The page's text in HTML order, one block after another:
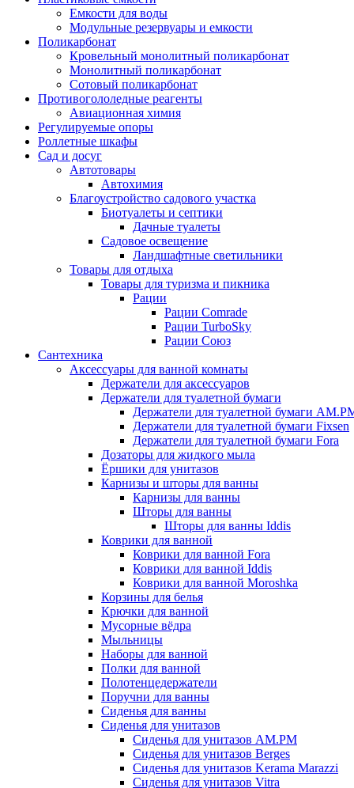
Емкости для воды
Модульные резервуары и емкости
Поликарбонат
Кровельный монолитный поликарбонат
Монолитный поликарбонат
Сотовый поликарбонат
Противогололедные реагенты
Авиационная химия
Регулируемые опоры
Роллетные шкафы
Сад и досуг
Автотовары
Автохимия
Благоустройство садового участка
Биотуалеты и септики
Дачные туалеты
Садовое освещение
Ландшафтные светильники
Товары для отдыха
Товары для туризма и пикника
Рации
Рации Comrade
Рации TurboSky
Рации Союз
Сантехника
Аксессуары для ванной комнаты
Держатели для аксессуаров
Держатели для туалетной бумаги
Держатели для туалетной бумаги
Держатели для туалетной бумаги Fixsen
Держатели для туалетной бумаги Fora
Дозаторы для жидкого мыла
Ёршики для унитазов
Карнизы и шторы для ванны
Карнизы для ванны
Шторы для ванны
Шторы для ванны Iddis
Коврики для ванной
Коврики для ванной Fora
Коврики для ванной Iddis
Коврики для ванной Moroshka
Корзины для белья
Крючки для ванной
Мусорные вёдра
Мыльницы
Наборы для ванной
Полки для ванной
Полотенцедержатели
Поручни для ванны
Сиденья для ванны
Сиденья для унитазов
Сиденья для унитазов AM.PM
Сиденья для унитазов Berges
Сиденья для унитазов Kerama Marazzi
Сиденья для унитазов Vitra